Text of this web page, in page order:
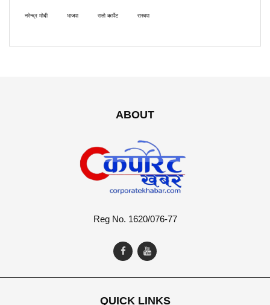
नरेन्द्र मोदी भाजपा रातो कार्पेट रास्वपा
ABOUT
Reg No. 1620/076-77
QUICK LINKS